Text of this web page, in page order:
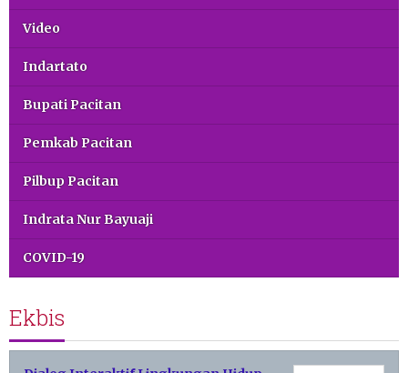
Video
Indartato
Bupati Pacitan
Pemkab Pacitan
Pilbup Pacitan
Indrata Nur Bayuaji
COVID-19
Ekbis